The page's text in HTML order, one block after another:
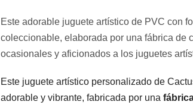
Este adorable juguete artístico de PVC con
coleccionable, elaborada por una fábrica de
ocasionales y aficionados a los juguetes
Este juguete artístico personalizado de
adorable y vibrante, fabricada por una